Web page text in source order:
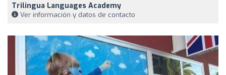
Trilingua Languages Academy
Ver información y datos de contacto